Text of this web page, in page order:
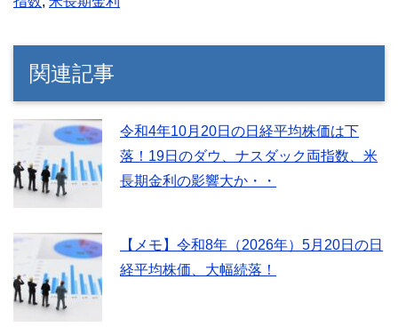
関連記事
令和4年10月20日の日経平均株価は下
落！19日のダウ、ナスダック両指数、米
長期金利の影響大か・・
【メモ】令和8年（2026年）5月20日の日
経平均株価、大幅続落！